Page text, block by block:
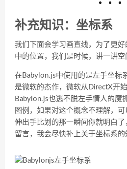
补充知识：坐标系
我们下面会学习画直线，为了更好
中的位置，我们是时候，讲一讲空
在Babylon.js中使用的是左手坐标
是微软的杰作，微软从DirectX开
Babylon.js也逃不脱左手情人的魔
图例，如果对这个概念不理解，
伸出手比划的那一瞬间你就明白
留言，我会尽快补上关于坐标系的